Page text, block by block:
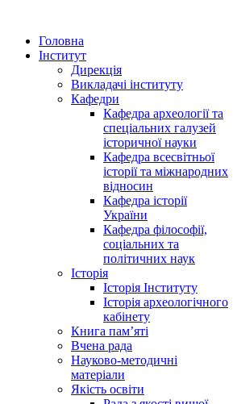
Головна
Інститут
Дирекція
Викладачі інституту
Кафедри
Кафедра археології та
спеціальних галузей
історичної науки
Кафедра всесвітньої
історії та міжнародних
відносин
Кафедра історії
України
Кафедра філософії,
соціальних та
політичних наук
Історія
Історія Інституту
Історія археологічного
кабінету
Книга памʼяті
Вчена рада
Науково-методичні
матеріали
Якість освіти